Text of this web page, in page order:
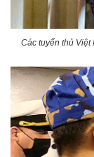
Các tuyển thủ Việt